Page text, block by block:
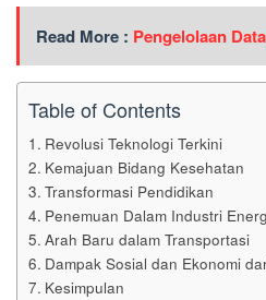
Read More : Pengelolaan
Table of Contents
Revolusi Teknologi Terkini
Kemajuan Bidang Kesehatan
Transformasi Pendidikan
Penemuan Dalam Industri
Arah Baru dalam Transportasi
Dampak Sosial dan Ekonomi
Kesimpulan